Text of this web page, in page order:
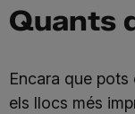
Quants
Encara que pots
els llocs més